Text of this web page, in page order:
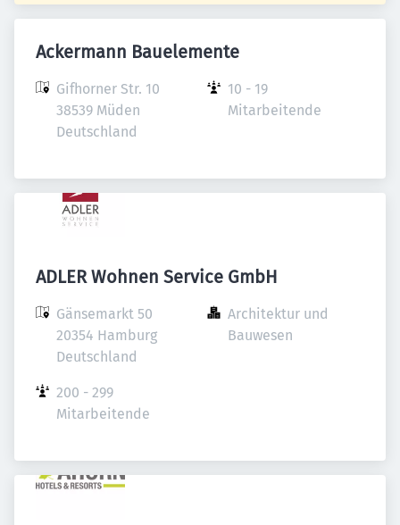
Ackermann Bauelemente
Gifhorner Str. 10
38539 Müden
Deutschland
10 - 19
Mitarbeitende
ADLER Wohnen Service GmbH
Gänsemarkt 50
20354 Hamburg
Deutschland
Architektur und
Bauwesen
200 - 299
Mitarbeitende